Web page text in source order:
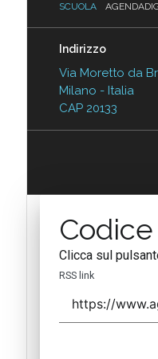
SCUOLA
Indirizzo
Via Moretto da
Milano - Italia
CAP 20133
Codice
Clicca sul
RSS link